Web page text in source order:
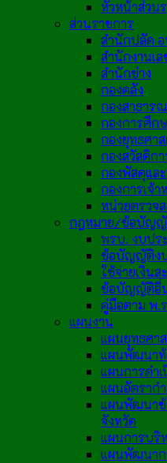
หัวหน้าส่วน
ส่วนราชการ
สำนักปลัด
สำนักงานเ
สำนักช่าง
กองคลัง
กองสาธาร
กองการศึก
กองยุทธศา
กองสวัสดิก
กองพัสดุแล
กองการเจ้า
หน่วยตรวจ
กฎหมาย/ข้อบัญ
พรบ. งบปร
ข้อบัญญัติง
ใช้จ่ายเงินส
ข้อบัญญัติอื่
คู่มือตาม พ.
แผนงาน
แผนยุทธศา
แผนพัฒนา
แผนการดำ
แผนอัตราก
แผนพัฒนาข้
จังหวัด
แผนการบริ
แผนพัฒนาก